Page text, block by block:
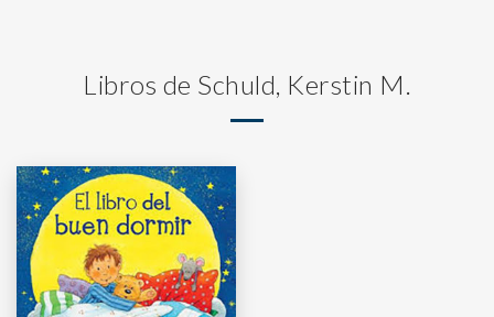
Libros de Schuld, Kerstin M.